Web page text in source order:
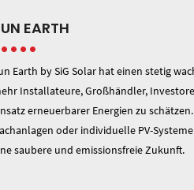
EARTH
Earth by SiG Solar hat einen stetig
Installateure, Großhändler,
erneuerbarer Energien zu
oder individuelle PV-
saubere und emissionsfreie Zukunft.